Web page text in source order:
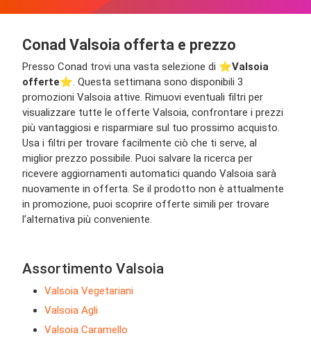
Conad Valsoia offerta e prezzo
Presso Conad trovi una vasta selezione di ⭐️Valsoia
offerte⭐️. Questa settimana sono disponibili 3
promozioni Valsoia attive. Rimuovi eventuali filtri per
visualizzare tutte le offerte Valsoia, confrontare i prezzi
più vantaggiosi e risparmiare sul tuo prossimo acquisto.
Usa i filtri per trovare facilmente ciò che ti serve, al
miglior prezzo possibile. Puoi salvare la ricerca per
ricevere aggiornamenti automatici quando Valsoia sarà
nuovamente in offerta. Se il prodotto non è attualmente
in promozione, puoi scoprire offerte simili per trovare
l’alternativa più conveniente.
Assortimento Valsoia
Valsoia Vegetariani
Valsoia Agli
Valsoia Caramello